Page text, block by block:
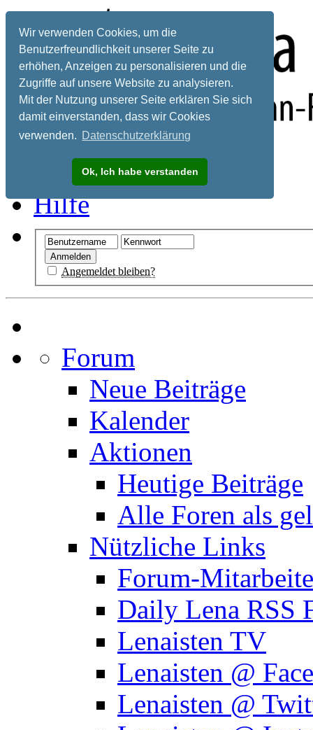
Wir verwenden Cookies, um die
Benutzerfreundlichkeit unserer Seite zu
erhöhen, Anzeigen zu personalisieren und die
Zugriffe auf unsere Website zu analysieren.
Mit der Nutzung unserer Seite erklären Sie sich
damit einverstanden, dass wir Cookies
verwenden. Datenschutzerklärung
Ok, Ich habe verstanden
Registrieren
Hilfe
Angemeldet bleiben?
Forum
Neue Beiträge
Kalender
Aktionen
Heutige Beiträge
Alle Foren als
Nützliche Links
Forum-
Daily Lena RSS
Lenaisten TV
Lenaisten @
Lenaisten @